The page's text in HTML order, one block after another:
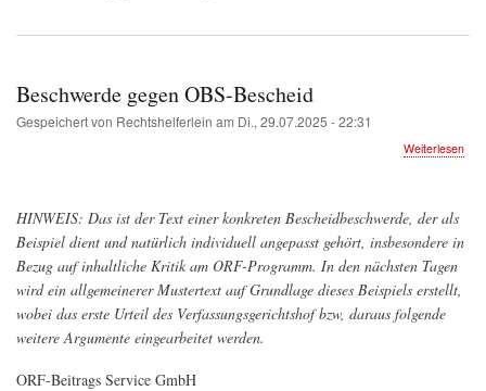
Beschwerde gegen OBS-Bescheid
Gespeichert von Rechtshelferlein am Di., 29.07.2025 - 22:31
Weiterlesen
HINWEIS: Das ist der Text einer konkreten Bescheidbeschwerde, der als
Beispiel dient und natürlich individuell angepasst gehört, insbesondere in
Bezug auf inhaltliche Kritik am ORF-Programm. In den nächsten Tagen
wird ein allgemeinerer Mustertext auf Grundlage dieses Beispiels erstellt,
wobei das erste Urteil des Verfassungsgerichtshof bzw, daraus folgende
weitere Argumente eingearbeitet werden.
ORF-Beitrags Service GmbH